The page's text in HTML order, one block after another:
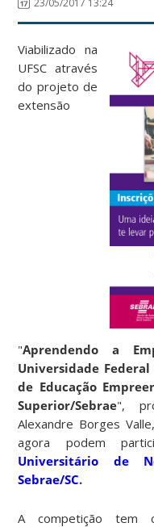
Viabilizado na
UFSC através
do projeto de
extensão
"Aprendendo a
Universidade
de Educação
Superior/Sebrae",
Alexandre Borges
agora podem
Universitário de
Sebrae/SC.
A competição tem